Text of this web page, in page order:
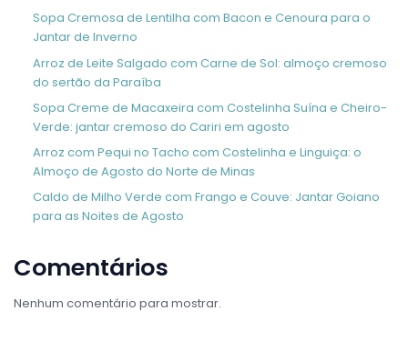
Sopa Cremosa de Lentilha com Bacon e Cenoura para o
Jantar de Inverno
Arroz de Leite Salgado com Carne de Sol: almoço cremoso
do sertão da Paraíba
Sopa Creme de Macaxeira com Costelinha Suína e Cheiro-
Verde: jantar cremoso do Cariri em agosto
Arroz com Pequi no Tacho com Costelinha e Linguiça: o
Almoço de Agosto do Norte de Minas
Caldo de Milho Verde com Frango e Couve: Jantar Goiano
para as Noites de Agosto
Comentários
Nenhum comentário para mostrar.